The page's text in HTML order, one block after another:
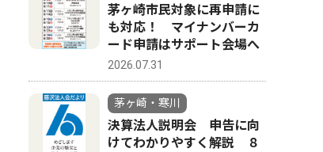
4
茅ヶ崎市民対象に再申請に
も対応！ マイナンバーカ
ード申請はサポート会場へ
2026.07.31
茅ヶ崎・寒川
決算法人説明会 申告に向
けてわかりやすく解説 ８